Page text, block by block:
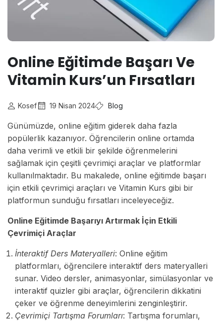
Online Eğitimde Başarı Ve
Vitamin Kurs’un Fırsatları
Kosef 19 Nisan 2024 Blog
Günümüzde, online eğitim giderek daha fazla
popülerlik kazanıyor. Öğrencilerin online ortamda
daha verimli ve etkili bir şekilde öğrenmelerini
sağlamak için çeşitli çevrimiçi araçlar ve platformlar
kullanılmaktadır. Bu makalede, online eğitimde başarı
için etkili çevrimiçi araçları ve Vitamin Kurs gibi bir
platformun sunduğu fırsatları inceleyeceğiz.
Online Eğitimde Başarıyı Artırmak İçin Etkili
Çevrimiçi Araçlar
İnteraktif Ders Materyalleri: Online eğitim
platformları, öğrencilere interaktif ders materyalleri
sunar. Video dersler, animasyonlar, simülasyonlar ve
interaktif quizler gibi araçlar, öğrencilerin dikkatini
çeker ve öğrenme deneyimlerini zenginleştirir.
Çevrimiçi Tartışma Forumları: Tartışma forumları,